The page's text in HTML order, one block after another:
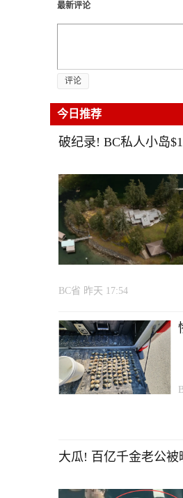
最新评论
评论
今日推荐
破纪录! BC私人小岛
BC省 昨天 17:54
大瓜! 百亿千金老公被